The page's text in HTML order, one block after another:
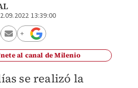
13:39:00
al canal de Milenio
se realizó la